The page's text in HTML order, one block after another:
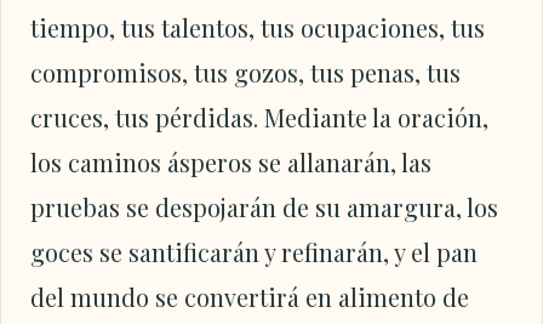
tiempo, tus talentos, tus ocupaciones, tus
compromisos, tus gozos, tus penas, tus
cruces, tus pérdidas. Mediante la oración,
los caminos ásperos se allanarán, las
pruebas se despojarán de su amargura, los
goces se santificarán y refinarán, y el pan
del mundo se convertirá en alimento de